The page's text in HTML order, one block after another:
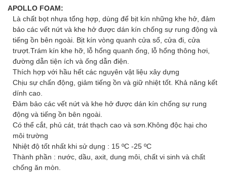
APOLLO FOAM:
Là chất bọt nhựa tổng hợp, dùng để bịt kín những khe hở, đảm
bảo các vết nứt và khe hở được dán kín chống sự rung động và
tiếng ồn bên ngoài. Bịt kín vòng quanh cửa sổ, cửa đi, cửa
trượt.Trám kín khe hỡ, lỗ hổng quanh ống, lỗ hổng thông hơi,
đường dẫn tiện ích và ống dẫn điện.
Thích hợp với hầu hết các nguyên vật liệu xây dựng
Chịu sự chấn động, giảm tiếng ồn và giữ nhiệt tốt. Khả năng kết
dính cao.
Đảm bảo các vết nứt và khe hở được dán kín chống sự rung
động và tiếng ồn bên ngoài.
Có thể cắt, phủ cát, trát thạch cao và sơn.Không độc hại cho
môi trường
Nhiệt độ tốt nhất khi sử dụng : 15 ºC -25 ºC
Thành phần : nước, dầu, axit, dung môi, chất vi sinh và chất
chống ăn mòn.